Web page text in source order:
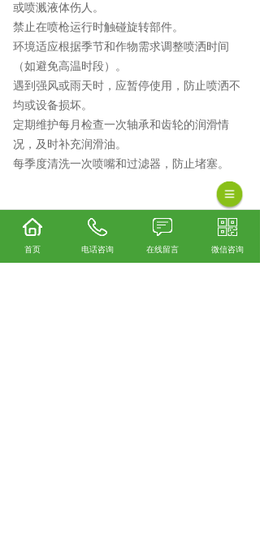
或喷溅液体伤人。
禁止在喷枪运行时触碰旋转部件。
环境适应根据季节和作物需求调整喷洒时间
（如避免高温时段）。
遇到强风或雨天时，应暂停使用，防止喷洒不
均或设备损坏。
定期维护每月检查一次轴承和齿轮的润滑情
况，及时补充润滑油。
每季度清洗一次喷嘴和过滤器，防止堵塞。
首页 电话咨询 在线留言 微信咨询